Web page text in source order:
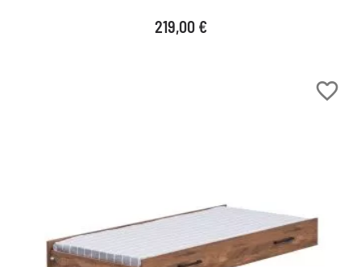
Prix
219,00 €
favorite_border